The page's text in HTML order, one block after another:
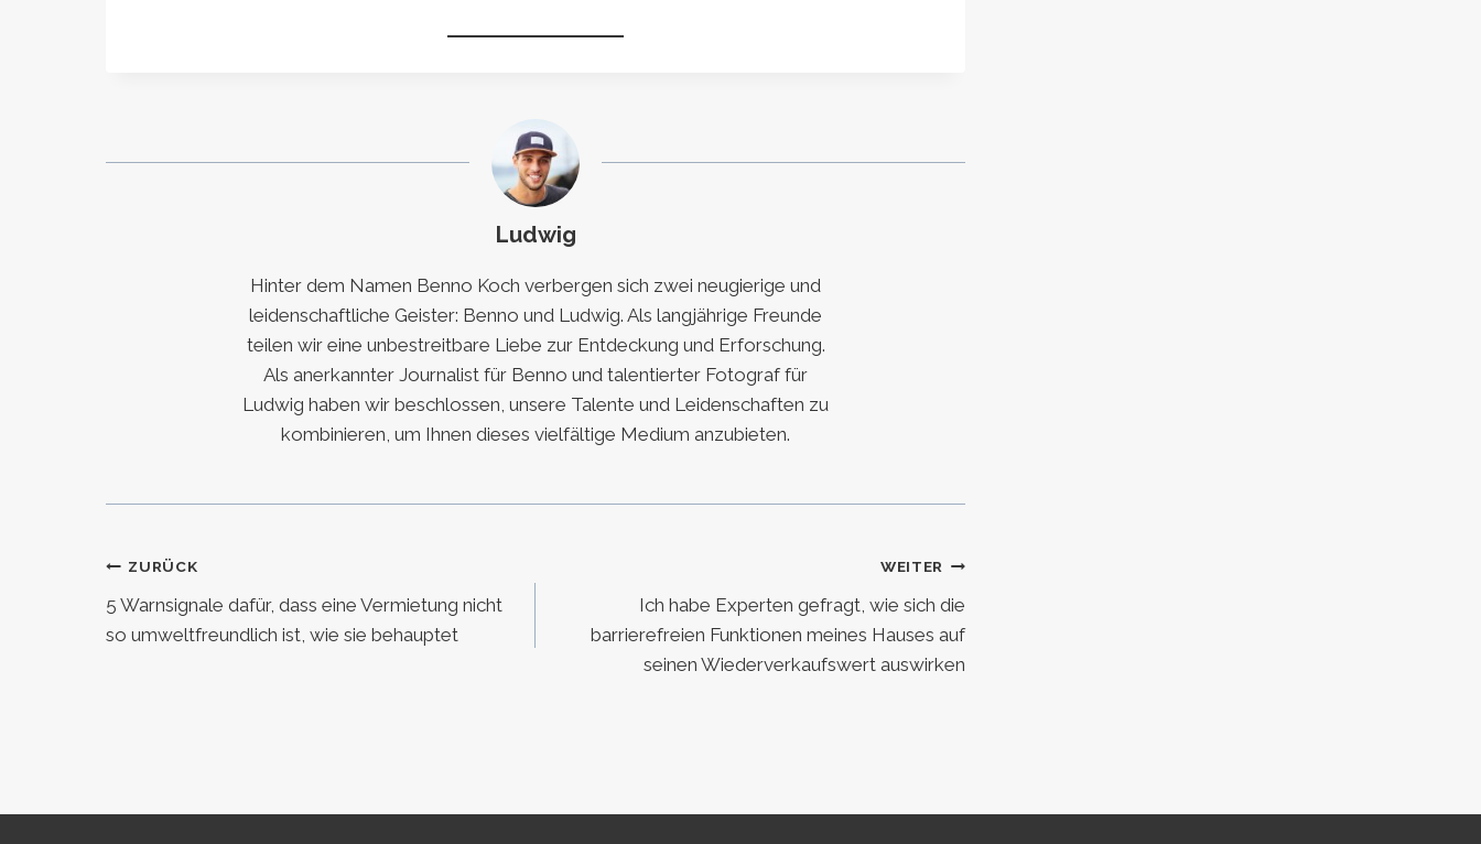
Ludwig
Hinter dem Namen Benno Koch verbergen sich zwei neugierige und
leidenschaftliche Geister: Benno und Ludwig. Als langjährige Freunde
teilen wir eine unbestreitbare Liebe zur Entdeckung und Erforschung.
Als anerkannter Journalist für Benno und talentierter Fotograf für
Ludwig haben wir beschlossen, unsere Talente und Leidenschaften zu
kombinieren, um Ihnen dieses vielfältige Medium anzubieten.
Beitragsnavigation
ZURÜCK
5 Warnsignale dafür, dass eine Vermietung nicht
so umweltfreundlich ist, wie sie behauptet
WEITER
Ich habe Experten gefragt, wie sich die
barrierefreien Funktionen meines Hauses auf
seinen Wiederverkaufswert auswirken